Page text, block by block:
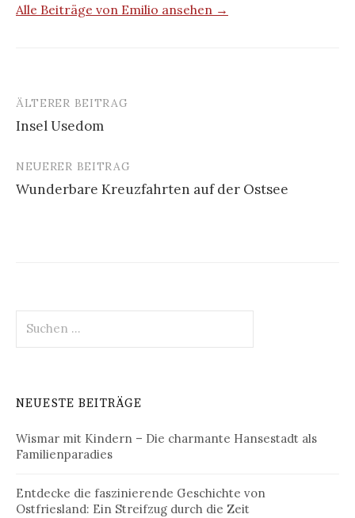
Alle Beiträge von Emilio ansehen →
Beitrags-
Navigation
ÄLTERER BEITRAG
Insel Usedom
NEUERER BEITRAG
Wunderbare Kreuzfahrten auf der Ostsee
nach:
NEUESTE BEITRÄGE
Wismar mit Kindern – Die charmante Hansestadt als
Familienparadies
Entdecke die faszinierende Geschichte von
Ostfriesland: Ein Streifzug durch die Zeit